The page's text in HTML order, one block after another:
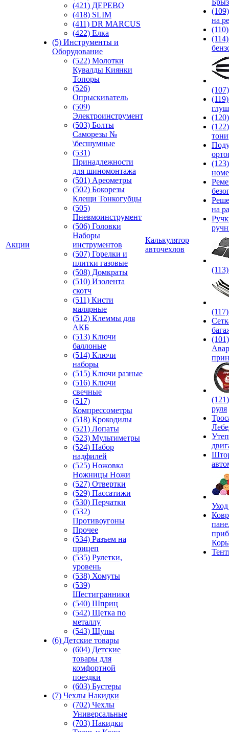
Акции
(421) ДЕРЕВО
(418) SLIM
(411) DR MARCUS
(422) Елка
(5) Инструменты и
Оборудование
(522) Молотки
Кувалды Киянки
Топоры
(526)
Опрыскиватель
(509)
Электроинструмент
(503) Болты
Саморезы №
\бесшумные
(531)
Принадлежности
для шиномонтажа
(501) Ареометры
(502) Бокорезы
Клещи Тонкогубцы
(505)
Пневмоинструмент
(506) Головки
Наборы
инструментов
(507) Горелки и
плитки газовые
(508) Домкраты
(510) Изолента
скотч
(511) Кисти
малярные
(512) Клеммы для
АКБ
(513) Ключи
баллоные
(514) Ключи
наборы
(515) Ключи разные
(516) Ключи
свечные
(517)
Компрессометры
(518) Крокодилы
(521) Лопаты
(523) Мультиметры
(524) Набор
надфилей
(525) Ножовка
Ножницы Ножи
(527) Отвертки
(529) Пассатижи
(530) Перчатки
(532)
Противоугоны
Прочее
(534) Разъем на
прицеп
(535) Рулетки,
уровень
(538) Хомуты
(539)
Шестигранники
(540) Шприц
(542) Щетка по
металлу
(543) Щупы
(6) Детские товары
(604) Детские
товары для
комфортной
поездки
(603) Бустеры
(7) Чехлы Накидки
(702) Чехлы
Универсальные
(703) Накидки
Калькулятор
авточехлов
на
на
(101)
руля
Уход